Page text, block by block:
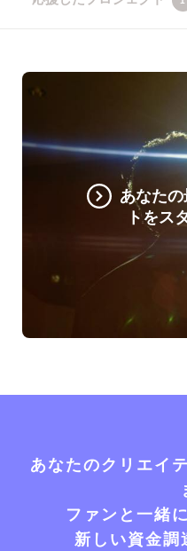
あなた
トをス
あなたのクリエイ
ファンと一緒
新しい資金調